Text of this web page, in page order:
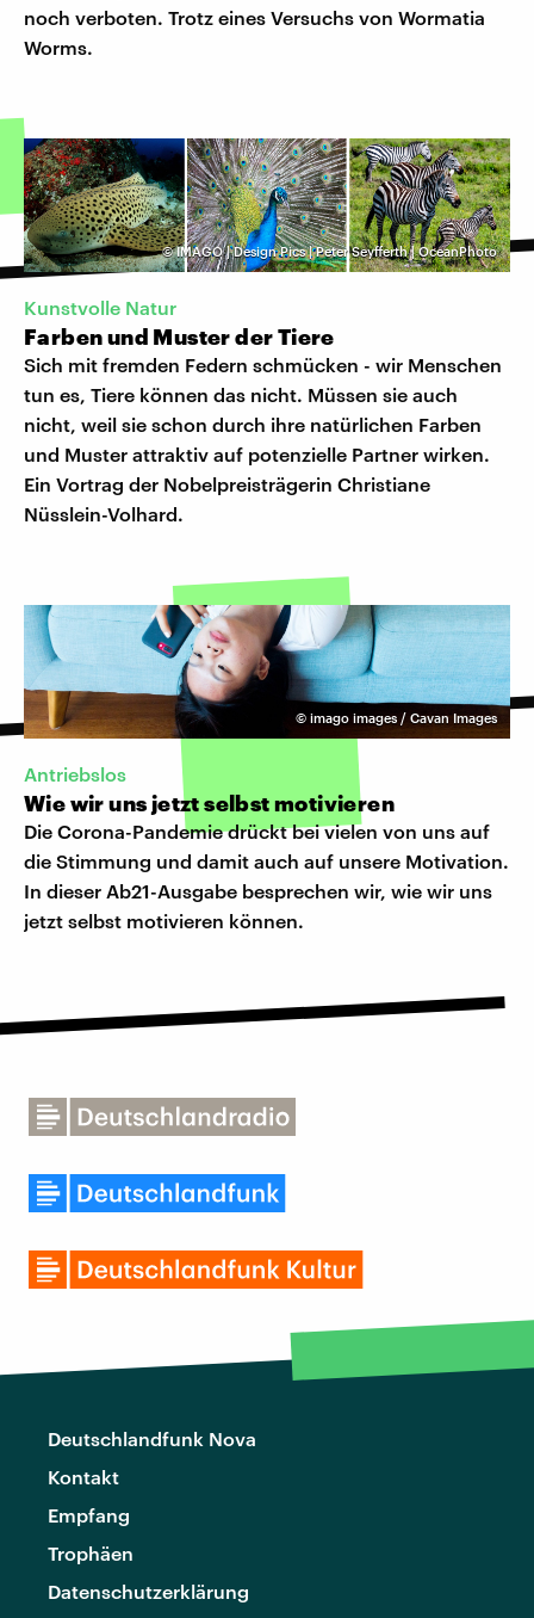
noch verboten. Trotz eines Versuchs von Wormatia
Worms.
©IMAGO | Design Pics | Peter Seyfferth | OceanPhoto
Kunstvolle Natur
Farben und Muster der Tiere
Sich mit fremden Federn schmücken - wir Menschen
tun es, Tiere können das nicht. Müssen sie auch
nicht, weil sie schon durch ihre natürlichen Farben
und Muster attraktiv auf potenzielle Partner wirken.
Ein Vortrag der Nobelpreisträgerin Christiane
Nüsslein-Volhard.
© imago images / Cavan Images
Antriebslos
Wie wir uns jetzt selbst motivieren
Die Corona-Pandemie drückt bei vielen von uns auf
die Stimmung und damit auch auf unsere Motivation.
In dieser Ab21-Ausgabe besprechen wir, wie wir uns
jetzt selbst motivieren können.
Deutschlandfunk Nova
Kontakt
Empfang
Trophäen
Datenschutzerklärung